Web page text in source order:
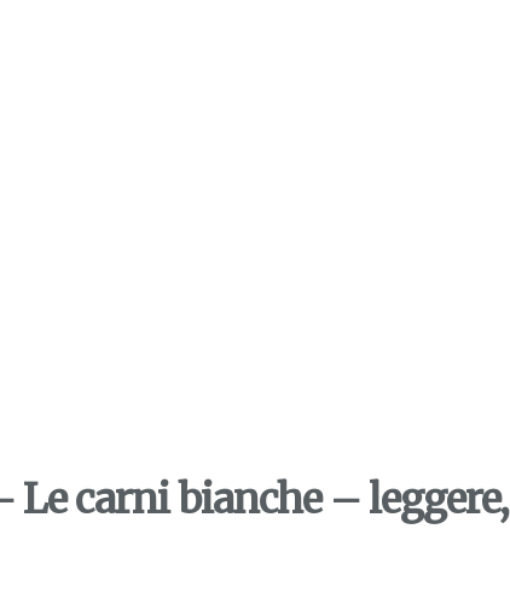
Le carni bianche – leggere,